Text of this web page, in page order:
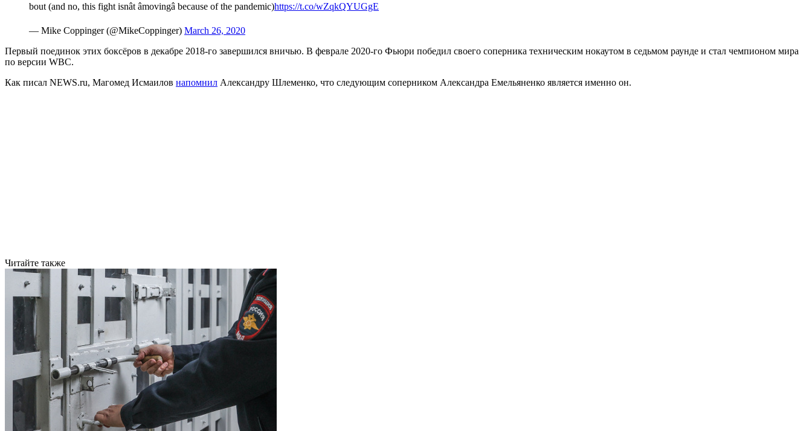
bout (and no, this fight isnât âmovingâ because of the pandemic)https://t.co/wZqkQYUGgE
— Mike Coppinger (@MikeCoppinger) March 26, 2020
Первый поединок этих боксёров в декабре 2018-го завершился вничью. В феврале 2020-го Фьюри победил своего соперника техническим нокаутом в седьмом раунде и стал чемпионом мира
по версии WBC.
Как писал NEWS.ru, Магомед Исмаилов напомнил Александру Шлеменко, что следующим соперником Александра Емельяненко является именно он.
Читайте также